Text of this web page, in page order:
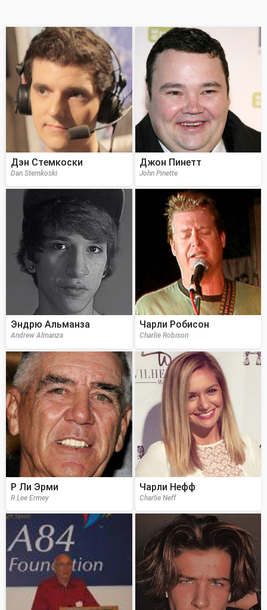
Дэн Стемкоски
Dan Stemkoski
Джон Пинетт
John Pinette
Эндрю Альманза
Andrew Almanza
Чарли Робисон
Charlie Robison
Р Ли Эрми
R Lee Ermey
Чарли Нефф
Charlie Neff